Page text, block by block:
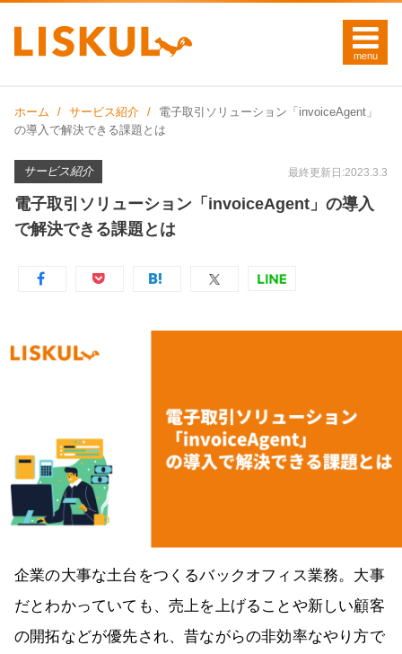
ホーム サービス紹介
電子取引ソリューション「invoiceAgent」
の導入で解決できる課題とは
サービス紹介 最終更新日:2023.3.3
電子取引ソリューション「invoiceAgent」の導入
で解決できる課題とは
企業の大事な土台をつくるバックオフィス業務。大事
だとわかっていても、売上を上げることや新しい顧客
の開拓などが優先され、昔ながらの非効率なやり方で